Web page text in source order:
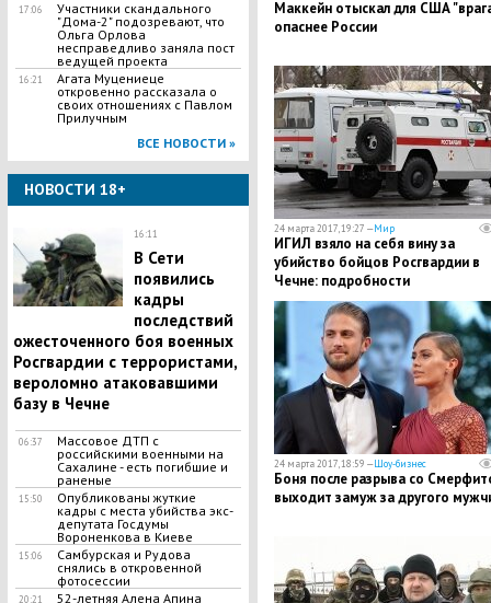
17:06
Участники скандального
"Дома-2" подозревают, что
Ольга Орлова
несправедливо заняла пост
ведущей проекта
16:21
Агата Муцениеце
откровенно рассказала о
своих отношениях с Павлом
Прилучным
ВСЕ НОВОСТИ »
НОВОСТИ 18+
16:11
В Сети
появились
кадры
последствий
ожесточенного боя военных
Росгвардии с террористами,
вероломно атаковавшими
базу в Чечне
06:37
Массовое ДТП с
российскими военными на
Сахалине - есть погибшие и
раненые
15:50
Опубликованы жуткие
кадры с места убийства экс-
депутата Госдумы
Вороненкова в Киеве
15:06
Самбурская и Рудова
снялись в откровенной
фотосессии
20:21
52-летняя Алена Апина
Маккейн отыскал для США
опаснее России
24 марта 2017, 19:27 —Мир
ИГИЛ взяло на себя вину за
убийство бойцов Росгвардии в
Чечне: подробности
24 марта 2017, 18:59 —Шоу-бизнес
Боня после разрыва со
выходит замуж за другого